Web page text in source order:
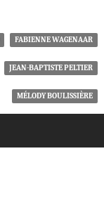
FABIENNE WAGENAAR
JEAN-BAPTISTE PELTIER
MÉLODY BOULISSIÈRE